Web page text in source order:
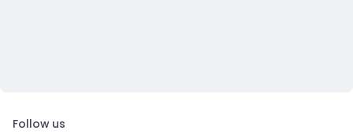
Follow us